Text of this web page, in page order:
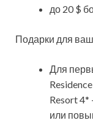
до 20 $
Подарки для
Для
Resort 4*
или